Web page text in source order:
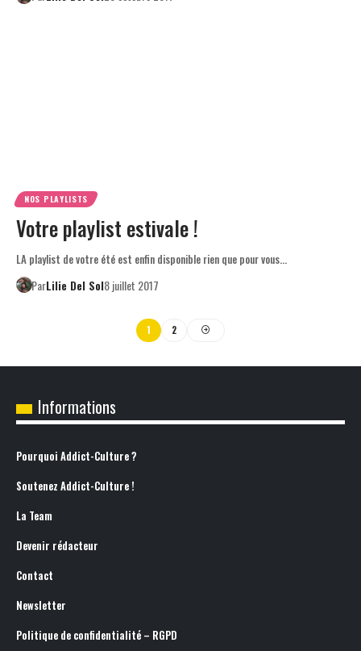
NOS PLAYLISTS
Votre playlist estivale !
LA playlist de votre été est enfin disponible rien que pour vous…
ParLilie Del Sol8 juillet 2017
1 2
Informations
Pourquoi Addict-Culture ?
Soutenez Addict-Culture !
La Team
Devenir rédacteur
Contact
Newsletter
Politique de confidentialité – RGPD